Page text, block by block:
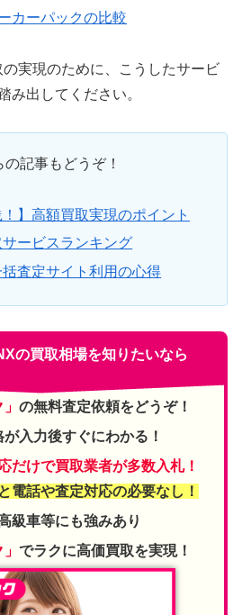
カーパックの比較
実現のために、こうしたサービ
み出してください。
記事もどうぞ！
！】高額買取実現のポイント
ービスランキング
査定サイト利用の心得
の買取相場を知りたいなら
の無料査定依頼をどうぞ！
入力後すぐにわかる！
だけで買取業者が多数入札！
電話や査定対応の必要なし！
級車等にも強みあり
でラクに高価買取を実現！